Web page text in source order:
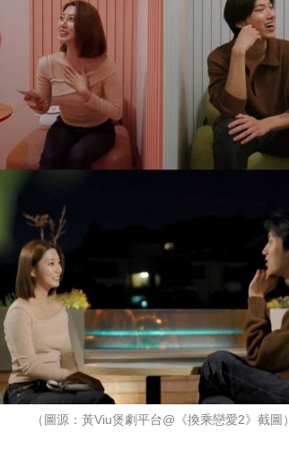
（圖源：黃Viu煲劇平台@《換乘戀愛2》截圖）